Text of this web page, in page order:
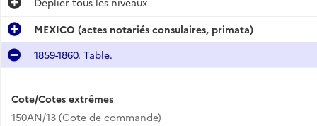
MEXICO (actes notariés consulaires, primata)
1859-1860. Table.
Cote/Cotes extrêmes
150AN/13 (Cote de commande)